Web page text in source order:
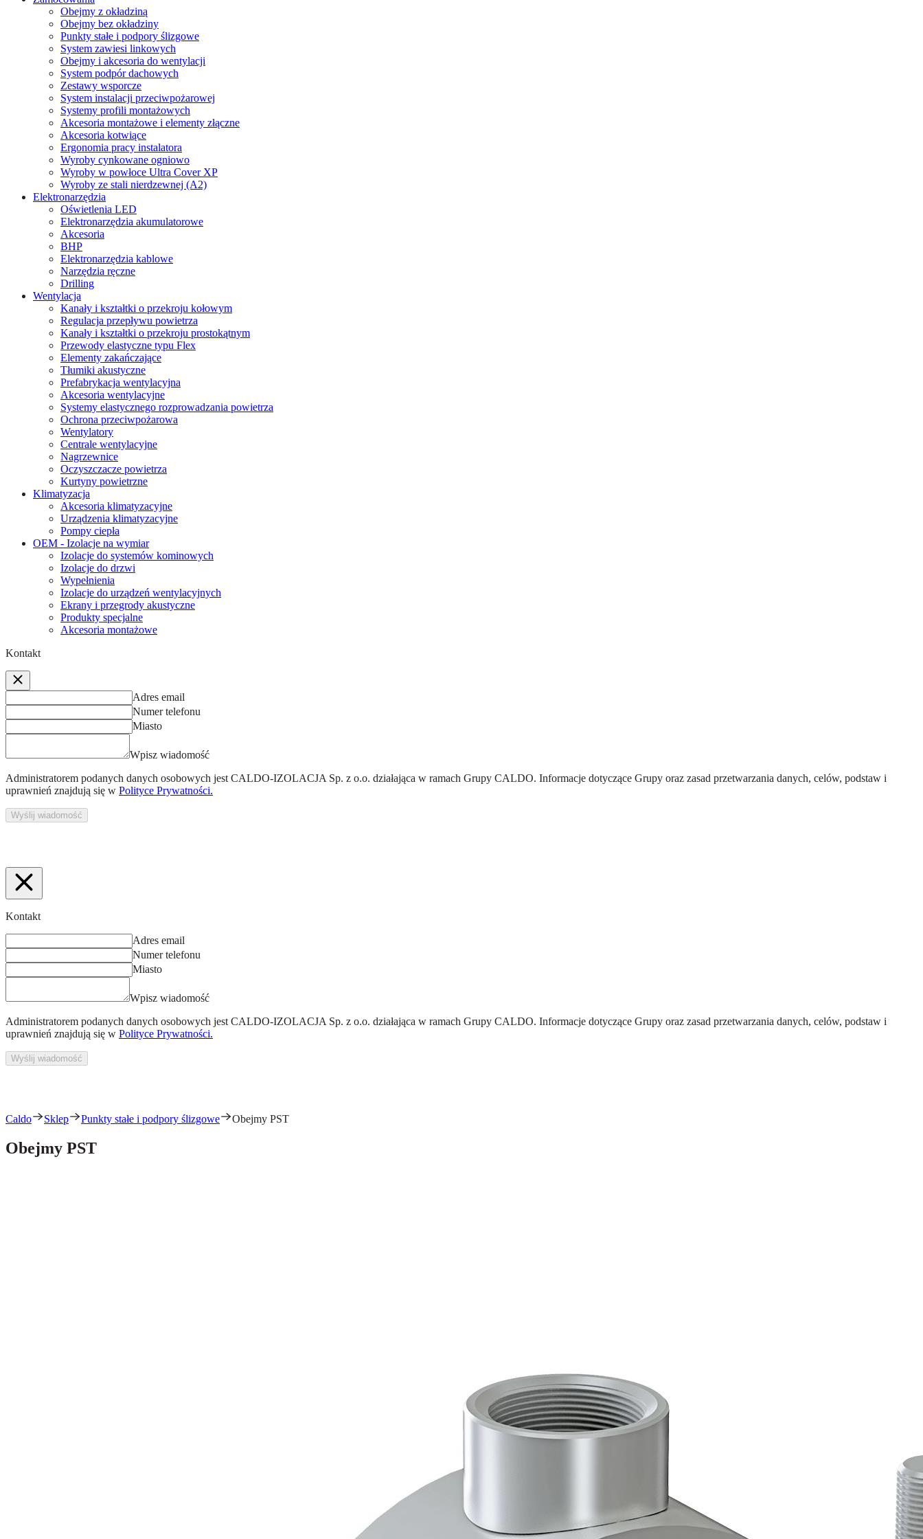
Obejmy z okładziną
Obejmy bez okładziny
Punkty stałe i podpory ślizgowe
System zawiesi linkowych
Obejmy i akcesoria do wentylacji
System podpór dachowych
Zestawy wsporcze
System instalacji przeciwpożarowej
Systemy profili montażowych
Akcesoria montażowe i elementy złączne
Akcesoria kotwiące
Ergonomia pracy instalatora
Wyroby cynkowane ogniowo
Wyroby w powłoce Ultra Cover XP
Wyroby ze stali nierdzewnej (A2)
Elektronarzędzia
Oświetlenia LED
Elektronarzędzia akumulatorowe
Akcesoria
BHP
Elektronarzędzia kablowe
Narzędzia ręczne
Drilling
Wentylacja
Kanały i kształtki o przekroju kołowym
Regulacja przepływu powietrza
Kanały i kształtki o przekroju prostokątnym
Przewody elastyczne typu Flex
Elementy zakańczające
Tłumiki akustyczne
Prefabrykacja wentylacyjna
Akcesoria wentylacyjne
Systemy elastycznego rozprowadzania powietrza
Ochrona przeciwpożarowa
Wentylatory
Centrale wentylacyjne
Nagrzewnice
Oczyszczacze powietrza
Kurtyny powietrzne
Klimatyzacja
Akcesoria klimatyzacyjne
Urządzenia klimatyzacyjne
Pompy ciepła
OEM - Izolacje na wymiar
Izolacje do systemów kominowych
Izolacje do drzwi
Wypełnienia
Izolacje do urządzeń wentylacyjnych
Ekrany i przegrody akustyczne
Produkty specjalne
Akcesoria montażowe
Kontakt
Adres email
Numer telefonu
Miasto
Wpisz wiadomość
Administratorem podanych danych osobowych jest CALDO-IZOLACJA Sp. z o.o. działająca w ramach Grupy CALDO. Informacje dotyczące Grupy oraz zasad przetwarzania danych, celów, podstaw i
uprawnień znajdują się w Polityce Prywatności.
Wyślij wiadomość
Kontakt
Adres email
Numer telefonu
Miasto
Wpisz wiadomość
Administratorem podanych danych osobowych jest CALDO-IZOLACJA Sp. z o.o. działająca w ramach Grupy CALDO. Informacje dotyczące Grupy oraz zasad przetwarzania danych, celów, podstaw i
uprawnień znajdują się w Polityce Prywatności.
Wyślij wiadomość
Caldo Sklep Punkty stałe i podpory ślizgowe Obejmy PST
Obejmy PST